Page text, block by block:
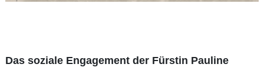
Das soziale Engagement der Fürstin Pauline